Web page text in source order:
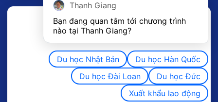
Thanh Giang
Bạn đang quan tâm tới chương trình
nào tại Thanh Giang?
Du học Nhật Bản
Du học Hàn Quốc
Du học Đài Loan
Du học Đức
Xuất khẩu lao động